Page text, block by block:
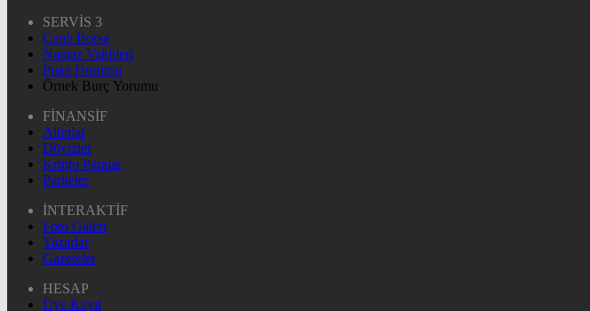
SERVİS 3
Canlı Borsa
Namaz Vakitleri
Puan Durumu
Örnek Burç Yorumu
FİNANSİF
Altınlar
Dövizler
Kripto Paralar
Pariteler
İNTERAKTİF
Foto Galeri
Yazarlar
Gazeteler
HESAP
Üye Kayıt